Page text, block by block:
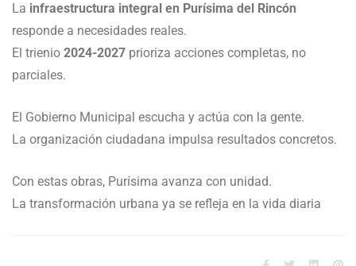
La infraestructura integral en Purísima del Rincón
responde a necesidades reales.
El trienio 2024-2027 prioriza acciones completas, no
parciales.
El Gobierno Municipal escucha y actúa con la gente.
La organización ciudadana impulsa resultados concretos.
Con estas obras, Purísima avanza con unidad.
La transformación urbana ya se refleja en la vida diaria